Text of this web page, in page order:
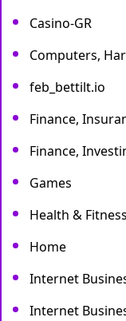
Casino-GR
Computers,
feb_bettilt.io
Finance,
Finance,
Games
Health &
Home
Internet
Internet